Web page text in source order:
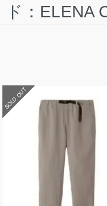
ド：ELENA
SOLD OUT